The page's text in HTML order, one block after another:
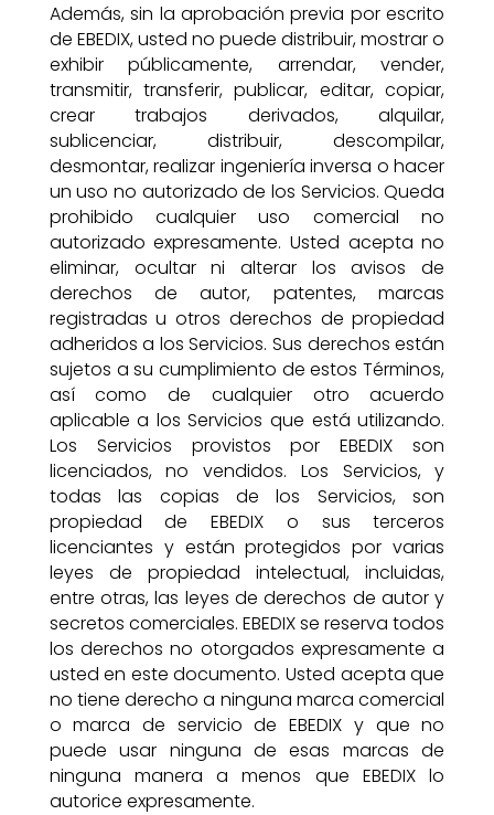
Además, sin la aprobación previa por escrito
de EBEDIX, usted no puede distribuir, mostrar o
exhibir públicamente, arrendar, vender,
transmitir, transferir, publicar, editar, copiar,
crear trabajos derivados, alquilar,
sublicenciar, distribuir, descompilar,
desmontar, realizar ingeniería inversa o hacer
un uso no autorizado de los Servicios. Queda
prohibido cualquier uso comercial no
autorizado expresamente. Usted acepta no
eliminar, ocultar ni alterar los avisos de
derechos de autor, patentes, marcas
registradas u otros derechos de propiedad
adheridos a los Servicios. Sus derechos están
sujetos a su cumplimiento de estos Términos,
así como de cualquier otro acuerdo
aplicable a los Servicios que está utilizando.
Los Servicios provistos por EBEDIX son
licenciados, no vendidos. Los Servicios, y
todas las copias de los Servicios, son
propiedad de EBEDIX o sus terceros
licenciantes y están protegidos por varias
leyes de propiedad intelectual, incluidas,
entre otras, las leyes de derechos de autor y
secretos comerciales. EBEDIX se reserva todos
los derechos no otorgados expresamente a
usted en este documento. Usted acepta que
no tiene derecho a ninguna marca comercial
o marca de servicio de EBEDIX y que no
puede usar ninguna de esas marcas de
ninguna manera a menos que EBEDIX lo
autorice expresamente.